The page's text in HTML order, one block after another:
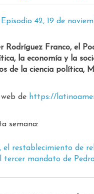
Rodríguez Franco, el
la economía y la
de la ciencia política,
de https://
semana:
el restablecimiento de
tercer mandato de